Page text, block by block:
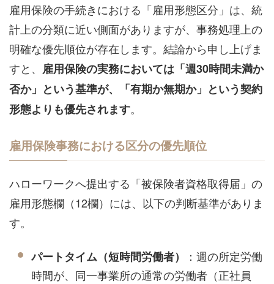
雇用保険の手続きにおける「雇用形態区分」は、統
計上の分類に近い側面がありますが、事務処理上の
明確な優先順位が存在します。結論から申し上げま
すと、 雇用保険の実務においては「週30時間未満か
否か」という基準が、「有期か無期か」という契約
形態よりも優先されます。
雇用保険事務における区分の優先順位
ハローワークへ提出する「被保険者資格取得届」の
雇用形態欄（12欄）には、以下の判断基準がありま
す。
パートタイム（短時間労働者）
：週の所定労働
時間が、同一事業所の通常の労働者（正社員